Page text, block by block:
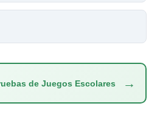
de Juegos Escolares →